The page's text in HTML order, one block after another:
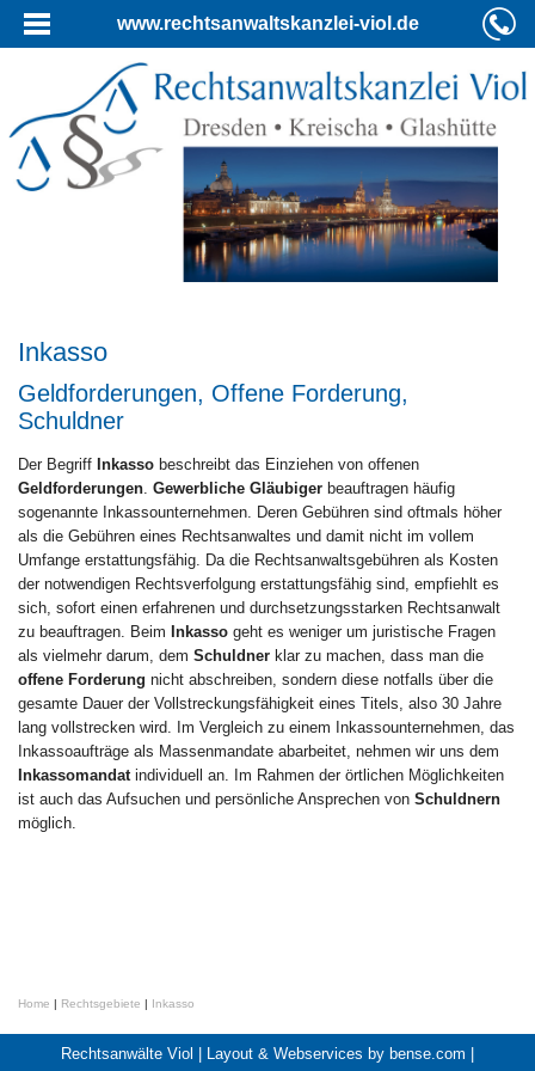
www.rechtsanwaltskanzlei-viol.de
Inkasso
Geldforderungen, Offene Forderung,
Schuldner
Der Begriff Inkasso beschreibt das Einziehen von offenen
Geldforderungen Gewerbliche Gläubiger beauftragen häufig
sogenannte Inkassounternehmen. Deren Gebühren sind oftmals höher
als die Gebühren eines Rechtsanwaltes und damit nicht im vollem
Umfange erstattungsfähig. Da die Rechtsanwaltsgebühren als Kosten
der notwendigen Rechtsverfolgung erstattungsfähig sind, empfiehlt es
sich, sofort einen erfahrenen und durchsetzungsstarken Rechtsanwalt
zu beauftragen. Beim Inkasso geht es weniger um juristische Fragen
als vielmehr darum, dem Schuldner klar zu machen, dass man die
offene Forderung nicht abschreiben, sondern diese notfalls über die
gesamte Dauer der Vollstreckungsfähigkeit eines Titels, also 30 Jahre
lang vollstrecken wird. Im Vergleich zu einem Inkassounternehmen, das
Inkassoaufträge als Massenmandate abarbeitet, nehmen wir uns dem
Inkassomandat individuell an. Im Rahmen der örtlichen Möglichkeiten
ist auch das Aufsuchen und persönliche Ansprechen von Schuldnern
möglich.
Home | Rechtsgebiete | Inkasso
Rechtsanwälte Viol | Layout & Webservices by bense.com |